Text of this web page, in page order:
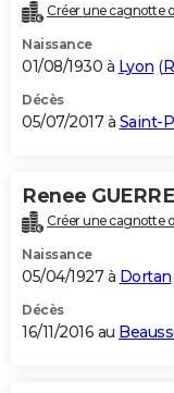
Créer une cagnotte
Naissance
01/08/1930 à Lyon (
Décès
05/07/2017 à Saint-
Renee
Créer une cagnotte
Naissance
05/04/1927 à Dortan
Décès
16/11/2016 au